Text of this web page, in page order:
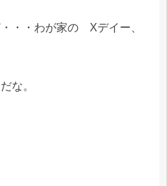
・・わが家の Xデイー、
な。